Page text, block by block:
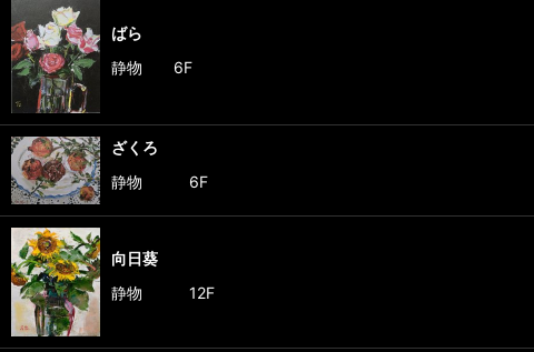
ばら
静物 6F
ざくろ
静物 6F
向日葵
静物 12F